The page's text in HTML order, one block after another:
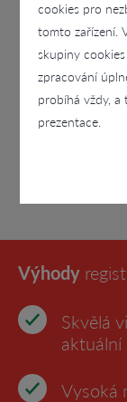
cookies pro
tomto zařízení.
skupiny
zpracování
probíhá vždy,
prezentace.
Výhody
Skvělá
aktuální
Vysoká